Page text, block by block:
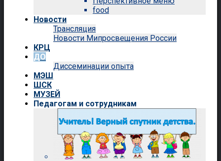
food
Новости
Трансляция
Новости Мипросвещения России
КРЦ
ДО
Диссеминации опыта
МЭШ
ШСК
МУЗЕЙ
Педагогам и сотрудникам